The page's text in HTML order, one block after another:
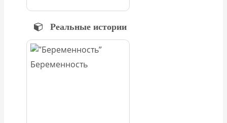
Реальные истории
Беременность